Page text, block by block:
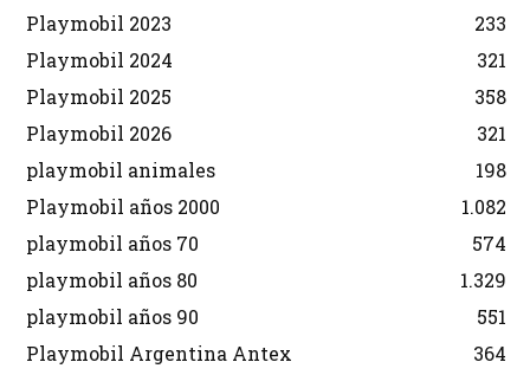
Playmobil 2023
233
Playmobil 2024
321
Playmobil 2025
358
Playmobil 2026
321
playmobil animales
198
Playmobil años 2000
1.082
playmobil años 70
574
playmobil años 80
1.329
playmobil años 90
551
Playmobil Argentina Antex
364